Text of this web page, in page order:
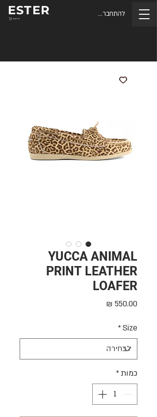
ESTER
סל הקניות
להתחברות
YUCCA ANIMAL
PRINT LEATHER
LOAFER
Size
*
כמות*